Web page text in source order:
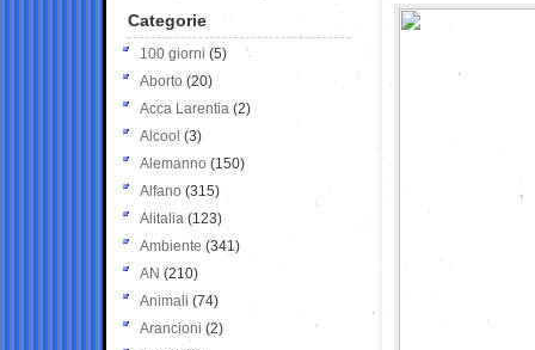
Categorie
100 giorni (5)
Aborto (20)
Acca Larentia (2)
Alcool (3)
Alemanno (150)
Alfano (315)
Alitalia (123)
Ambiente (341)
AN (210)
Animali (74)
Arancioni (2)